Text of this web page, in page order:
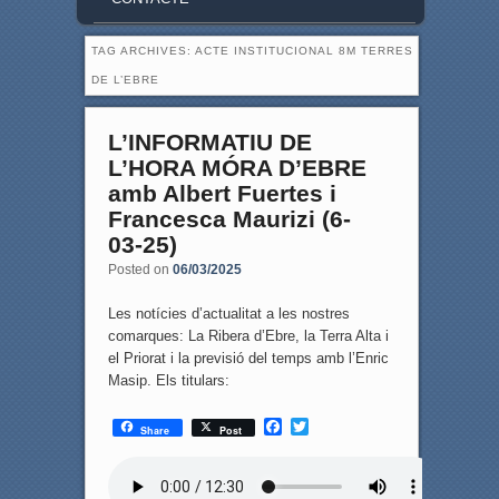
TAG ARCHIVES: ACTE INSTITUCIONAL 8M TERRES
DE L’EBRE
L’INFORMATIU DE
L’HORA MÓRA D’EBRE
amb Albert Fuertes i
Francesca Maurizi (6-
03-25)
Posted on 06/03/2025
Les notícies d’actualitat a les nostres
comarques: La Ribera d’Ebre, la Terra Alta i
el Priorat i la previsió del temps amb l’Enric
Masip. Els titulars:
Share Post
F
T